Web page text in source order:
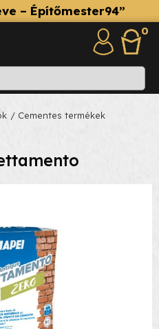
– Építőmester94”
0
/ Cementes termékek